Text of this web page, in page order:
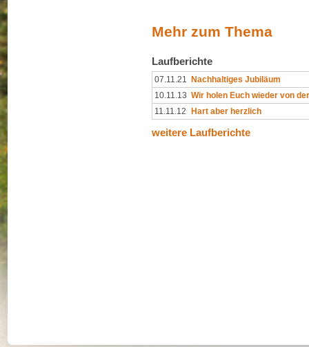
Mehr zum Thema
Laufberichte
07.11.21
Nachhaltiges Jubiläum
10.11.13 Wir holen Euch wieder von
11.11.12 Hart aber herzlich
weitere Laufberichte